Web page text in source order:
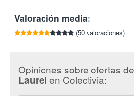
Vela de Jamón Ibérico
Buñuelo de marisco
Pisto con huevo Mullete
elaborado ese día.
Bebida:
Valoración media:
(50 valoraciones)
Opiniones sobre ofertas de
Laurel en Colectivia: